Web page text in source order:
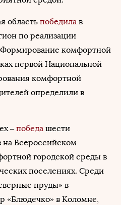
область победила в
по реализации
комфортной
первой Национальной
комфортной
определили в
– победа шести
на Всероссийском
городской среды в
поселениях. Среди
пруды» в
«Блюдечко» в Коломне,